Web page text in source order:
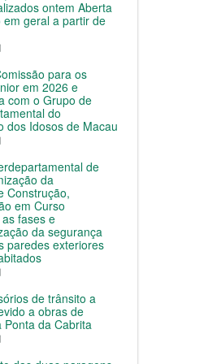
ontem Aberta
geral a partir de
para os
em 2026 e
com o Grupo de
do
dos Idosos de Macau
de
da
Construção,
em Curso
fases e
da segurança
paredes exteriores
de trânsito a
a obras de
da Cabrita